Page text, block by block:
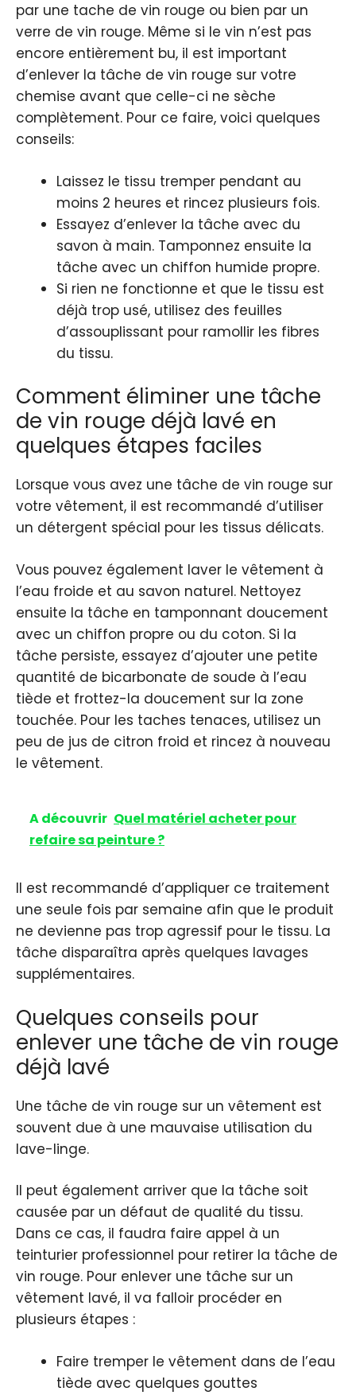
par une tache de vin rouge ou bien par un
verre de vin rouge. Même si le vin n’est pas
encore entièrement bu, il est important
d’enlever la tâche de vin rouge sur votre
chemise avant que celle-ci ne sèche
complètement. Pour ce faire, voici quelques
conseils:
Laissez le tissu tremper pendant au
moins 2 heures et rincez plusieurs fois.
Essayez d’enlever la tâche avec du
savon à main. Tamponnez ensuite la
tâche avec un chiffon humide propre.
Si rien ne fonctionne et que le tissu est
déjà trop usé, utilisez des feuilles
d’assouplissant pour ramollir les fibres
du tissu.
Comment éliminer une tâche
de vin rouge déjà lavé en
quelques étapes faciles
Lorsque vous avez une tâche de vin rouge sur
votre vêtement, il est recommandé d’utiliser
un détergent spécial pour les tissus délicats.
Vous pouvez également laver le vêtement à
l’eau froide et au savon naturel. Nettoyez
ensuite la tâche en tamponnant doucement
avec un chiffon propre ou du coton. Si la
tâche persiste, essayez d’ajouter une petite
quantité de bicarbonate de soude à l’eau
tiède et frottez-la doucement sur la zone
touchée. Pour les taches tenaces, utilisez un
peu de jus de citron froid et rincez à nouveau
le vêtement.
A découvrir Quel matériel acheter pour
refaire sa peinture ?
Il est recommandé d’appliquer ce traitement
une seule fois par semaine afin que le produit
ne devienne pas trop agressif pour le tissu. La
tâche disparaîtra après quelques lavages
supplémentaires.
Quelques conseils pour
enlever une tâche de vin rouge
déjà lavé
Une tâche de vin rouge sur un vêtement est
souvent due à une mauvaise utilisation du
lave-linge.
Il peut également arriver que la tâche soit
causée par un défaut de qualité du tissu.
Dans ce cas, il faudra faire appel à un
teinturier professionnel pour retirer la tâche de
vin rouge. Pour enlever une tâche sur un
vêtement lavé, il va falloir procéder en
plusieurs étapes :
Faire tremper le vêtement dans de l’eau
tiède avec quelques gouttes